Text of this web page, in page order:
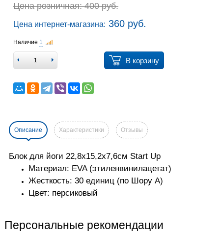
Цена розничная: 400 руб.
Цена интернет-магазина: 360 руб.
Наличие 1
В корзину
Описание Характеристики Отзывы
Блок для йоги 22,8х15,2х7,6см Start Up
Материал: EVA (этиленвинилацетат)
Жесткость: 30 единиц (по Шору А)
Цвет: персиковый
Персональные рекомендации